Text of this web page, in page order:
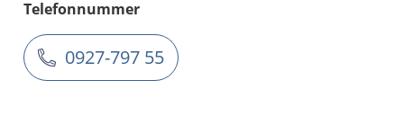
Telefonnummer
0927-797 55